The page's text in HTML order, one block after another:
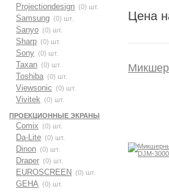
Projectiondesign (0) шт.
Samsung (0) шт.
Sanyo (0) шт.
Sharp (0) шт.
Sony (0) шт.
Taxan (0) шт.
Toshiba (0) шт.
Viewsonic (0) шт.
Vivitek (0) шт.
ПРОЕКЦИОННЫЕ ЭКРАНЫ
Comix (0) шт.
Da-Lite (0) шт.
Dinon (0) шт.
Draper (0) шт.
EUROSCREEN (0) шт.
GEHA (0) шт.
Цена